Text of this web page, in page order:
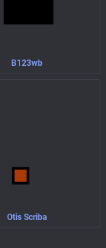
B123wb
Otis Scriba